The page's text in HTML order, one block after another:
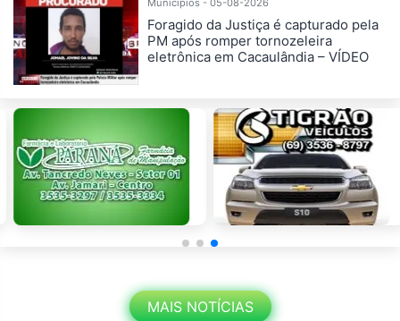
Foragido da Justiça é capturado pela
PM após romper tornozeleira
eletrônica em Cacaulândia – VÍDEO
MAIS NOTÍCIAS